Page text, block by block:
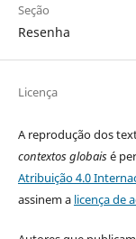
Seção
Resenha
Licença
A reprodução dos
contextos globaisé
Atribuição 4.0
assinem a licença de